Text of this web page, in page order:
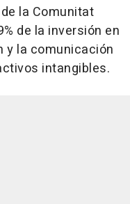
la Comunitat
de la inversión en
y la comunicación
intangibles.